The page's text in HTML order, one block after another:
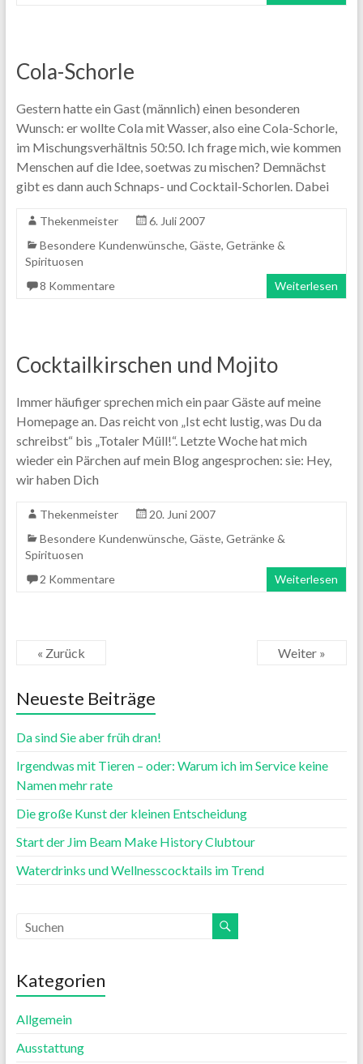
Cola-Schorle
Gestern hatte ein Gast (männlich) einen besonderen
Wunsch: er wollte Cola mit Wasser, also eine Cola-Schorle,
im Mischungsverhältnis 50:50. Ich frage mich, wie kommen
Menschen auf die Idee, soetwas zu mischen? Demnächst
gibt es dann auch Schnaps- und Cocktail-Schorlen. Dabei
Thekenmeister
6. Juli 2007
Besondere Kundenwünsche, Gäste, Getränke &
Spirituosen
8 Kommentare
Weiterlesen
Cocktailkirschen und Mojito
Immer häufiger sprechen mich ein paar Gäste auf meine
Homepage an. Das reicht von „Ist echt lustig, was Du da
schreibst“ bis „Totaler Müll!“. Letzte Woche hat mich
wieder ein Pärchen auf mein Blog angesprochen: sie: Hey,
wir haben Dich
Thekenmeister
20. Juni 2007
Besondere Kundenwünsche, Gäste, Getränke &
Spirituosen
2 Kommentare
Weiterlesen
« Zurück Weiter »
Neueste Beiträge
Da sind Sie aber früh dran!
Irgendwas mit Tieren – oder: Warum ich im Service keine
Namen mehr rate
Die große Kunst der kleinen Entscheidung
Start der Jim Beam Make History Clubtour
Waterdrinks und Wellnesscocktails im Trend
Kategorien
Allgemein
Ausstattung